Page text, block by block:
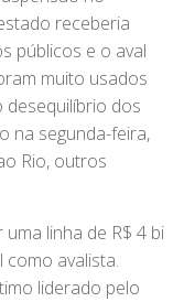
receberia
públicos e o aval
muito usados
desequilíbrio dos
na segunda-feira,
Rio, outros
linha de R$ 4 bi
avalista.
liderado pelo